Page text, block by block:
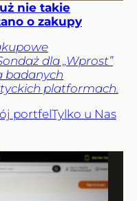
nie takie
o zakupy
dla „Wprost”
badanych
platformach.
portfelTylko u Nas